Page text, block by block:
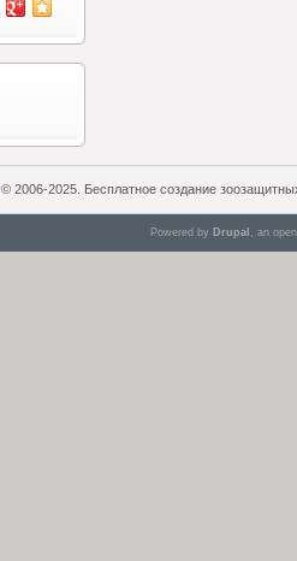
© 2006-2025. Бесплатное создание
Powered by Drupal , an